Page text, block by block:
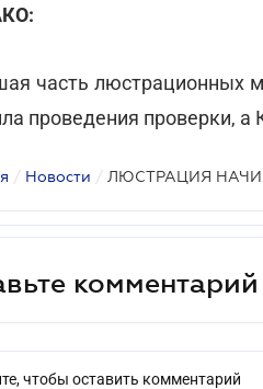
часть люстрационных
проведения проверки,
/ Новости / ЛЮСТРАЦИЯ
комментарий
чтобы оставить комментарий